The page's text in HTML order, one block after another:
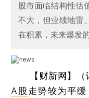
股市面临结构性估
不大，但业绩地雷
在积累，未来爆发
【财新网】
A股走势较为平缓